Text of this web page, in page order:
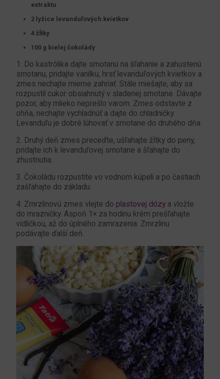
extraktu
2 lyžice levanduľových kvietkov
4 žĺtky
100 g bielej čokolády
1. Do kastrólika dajte smotanu na šľahanie a zahustenú
smotanu, pridajte vanilku, hrsť levanduľových kvietkov a
zmes nechajte mierne zahriať. Stále miešajte, aby sa
rozpustil cukor obsiahnutý v sladenej smotane. Dávajte
pozor, aby mlieko neprešlo varom. Zmes odstavte z
ohňa, nechajte vychladnúť a dajte do chladničky.
Levanduľu je dobré lúhovať v smotane do druhého dňa.
2. Druhý deň zmes preceďte, ušľahajte žĺtky do peny,
pridajte ich k levanduľovej smotane a šľahajte do
zhustnutia.
3. Čokoládu rozpustite vo vodnom kúpeli a po častiach
zašľahajte do základu.
4. Zmrzlinovú zmes vlejte do plastovej dózy a vložte
do mrazničky. Aspoň 1× za hodinu krém prešľahajte
vidličkou, až do úplného zamrazenia. Zmrzlinu
podávajte ďalší deň.